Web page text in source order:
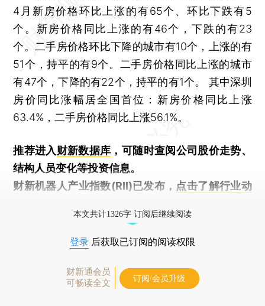
4月新房价格环比上涨的有65个、环比下跌有5
个。新房价格同比上涨的有46个，下跌的有23
个。二手房价格环比下降的城市有10个，上涨的有
51个，持平的有9个。二手房价格同比上涨的城市
有47个，下降的有22个，持平的有1个。 其中深圳
房价同比涨幅居全国首位：新房价格同比上涨
63.4%，二手房价格同比上涨56.1%。
推荐进入财新数据库 ，可随时查阅公司股价走势、
结构人员变化等投资信息。
财新机器人产业指数(RII)已发布， 点击了解行业动
本文共计1326字 订阅后继续阅读
登录 后获取已订阅的阅读权限
财新通会员
可畅读全文
订阅/会员升级